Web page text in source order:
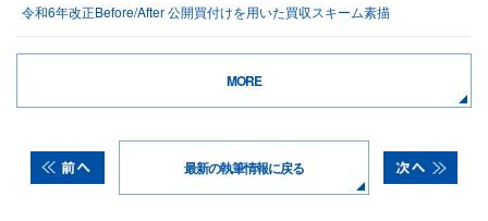
令和6年改正Before/After 公開買付けを用いた買収スキーム素描
MORE
最新の執筆情報に戻る